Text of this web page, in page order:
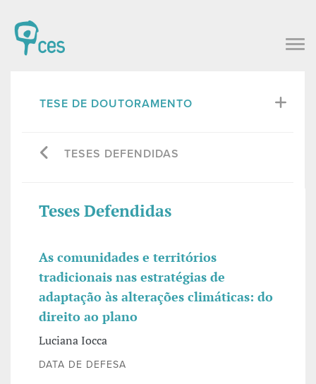
TESE DE DOUTORAMENTO
TESES DEFENDIDAS
Teses Defendidas
As comunidades e territórios
tradicionais nas estratégias de
adaptação às alterações climáticas: do
direito ao plano
Luciana Iocca
DATA DE DEFESA